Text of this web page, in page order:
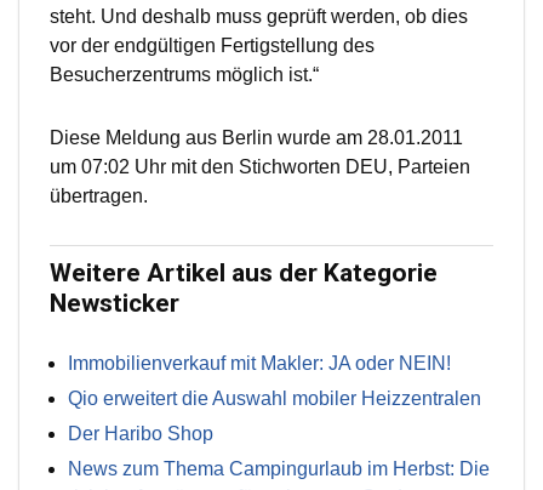
steht. Und deshalb muss geprüft werden, ob dies
vor der endgültigen Fertigstellung des
Besucherzentrums möglich ist.“
Diese Meldung aus Berlin wurde am 28.01.2011
um 07:02 Uhr mit den Stichworten DEU, Parteien
übertragen.
Weitere Artikel aus der Kategorie
Newsticker
Immobilienverkauf mit Makler: JA oder NEIN!
Qio erweitert die Auswahl mobiler Heizzentralen
Der Haribo Shop
News zum Thema Campingurlaub im Herbst: Die